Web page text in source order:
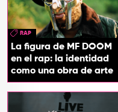
RAP
La figura de MF DOOM
en el rap: la identidad
como una obra de arte